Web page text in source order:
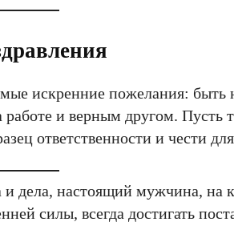
искренние пожелания: быть
и верным другом. Пусть
ответственности и чести для
дела, настоящий мужчина, на
силы, всегда достигать